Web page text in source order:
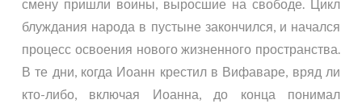
смену пришли воины, выросшие на свободе. Цикл
блуждания народа в пустыне закончился, и начался
процесс освоения нового жизненного пространства.
В те дни, когда Иоанн крестил в Вифаваре, вряд ли
кто-либо, включая Иоанна, до конца понимал